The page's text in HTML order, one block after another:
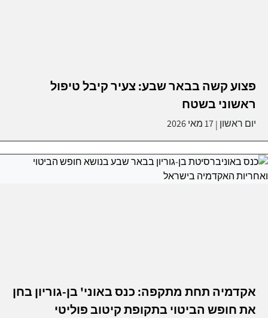
פצוע קשה בבאר שבע: צעיר קיבל טיפול
ראשוני בשטח
יום ראשון |17 מאי 2026
אקדמיה תחת מתקפה: כנס באוני' בן-גוריון בחן
את חופש הביטוי בתקופת קיטוב פוליטי